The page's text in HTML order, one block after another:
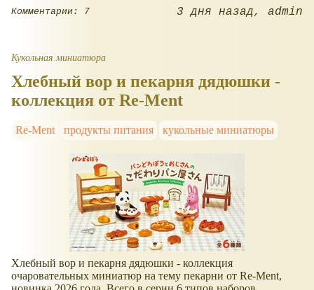
Комментарии: 7 3 дня назад admin
Кукольная миниатюра
Хлебный вор и пекарня дядюшки -
коллекция от Re-Ment
Re-Ment продукты питания кукольные миниатюры
Хлебный вор и пекарня дядюшки - коллекция
очаровательных миниатюр на тему пекарни от Re-Ment,